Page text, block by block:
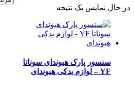
در حال نمایش یک نتیجه
سنسور پارک هیوندای سوناتا
YF – لوازم یدکی هیوندای